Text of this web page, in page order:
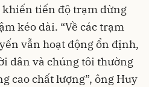
tiến độ trạm dừng
kéo dài. “Về các trạm
vẫn hoạt động ổn định,
dân và chúng tôi thường
cao chất lượng”, ông Huy